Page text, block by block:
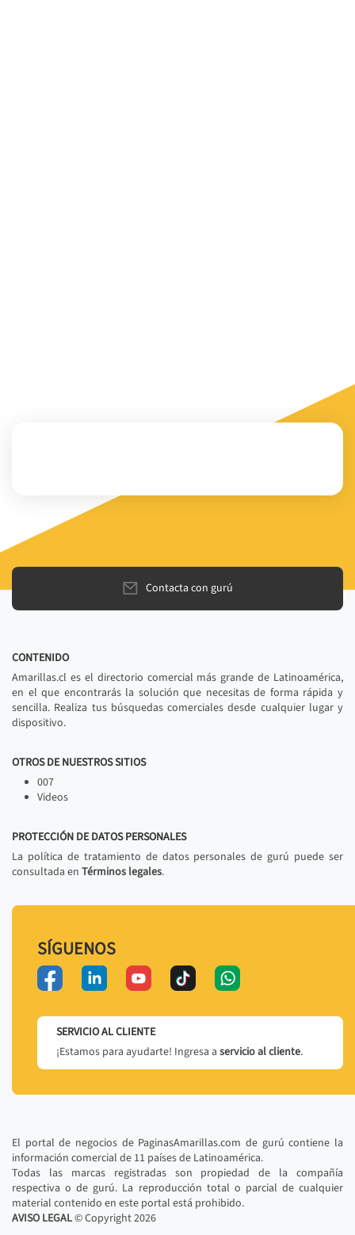
Contacta con gurú
CONTENIDO
Amarillas.cl es el directorio comercial más grande de Latinoamérica,
en el que encontrarás la solución que necesitas de forma rápida y
sencilla. Realiza tus búsquedas comerciales desde cualquier lugar y
dispositivo.
OTROS DE NUESTROS SITIOS
007
Videos
PROTECCIÓN DE DATOS PERSONALES
La política de tratamiento de datos personales de gurú puede ser
consultada en Términos legales.
SÍGUENOS
SERVICIO AL CLIENTE
¡Estamos para ayudarte! Ingresa a servicio al cliente.
El portal de negocios de PaginasAmarillas.com de gurú contiene la
información comercial de 11 países de Latinoamérica.
Todas las marcas registradas son propiedad de la compañía
respectiva o de gurú. La reproducción total o parcial de cualquier
material contenido en este portal está prohibido.
AVISO LEGAL© Copyright2026